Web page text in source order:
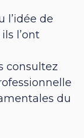
l’idée de
l’ont
consultez
du